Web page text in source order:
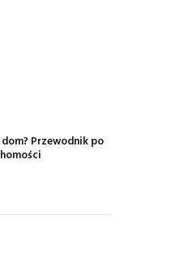
Przewodnik po